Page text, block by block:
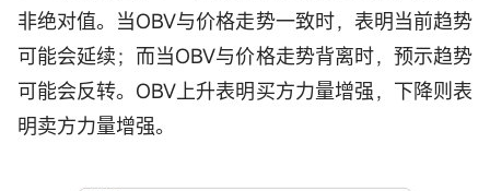
非绝对值。当OBV与价格走势一致时，表明当前趋势
可能会延续；而当OBV与价格走势背离时，预示趋势
可能会反转。OBV上升表明买方力量增强，下降则表
明卖方力量增强。